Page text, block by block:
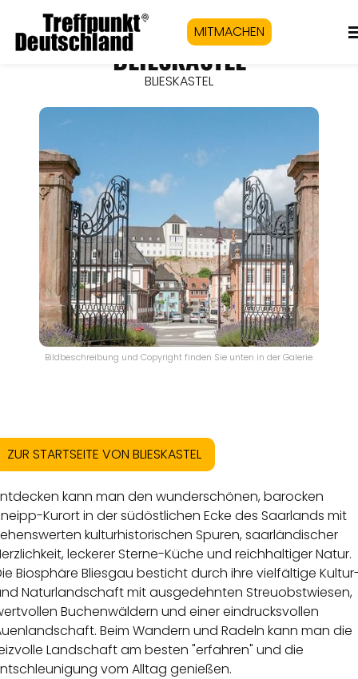
MITMACHEN
BLIESKASTEL
BLIESKASTEL
Bildbeschreibung und Copyright finden Sie unten in der Galerie.
ZUR STARTSEITE VON BLIESKASTEL
kann man den wunderschönen, barocken
Kurort in der südöstlichen Ecke des Saarlands mit
kulturhistorischen Spuren, saarländischer
leckerer Sterne-Küche und reichhaltiger Natur.
Biosphäre Bliesgau besticht durch ihre vielfältige
Naturlandschaft mit ausgedehnten Streuobstwiesen,
Buchenwäldern und einer eindrucksvollen
Beim Wandern und Radeln kann man die
Landschaft am besten "erfahren" und die
vom Alltag genießen.